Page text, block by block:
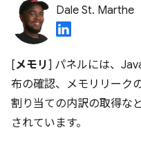
Dale St. Marthe
[メモリ ] パネルには、
布の確認、メモリリーク
割り当ての内訳の取得な
されています。